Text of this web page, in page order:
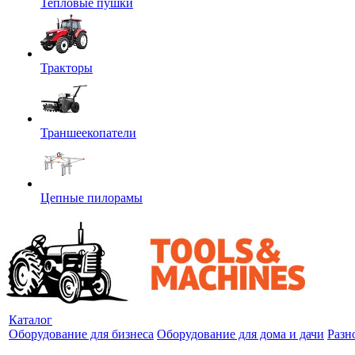
Тепловые пушки
Тракторы
Траншеекопатели
Цепные пилорамы
Каталог
Оборудование для бизнеса Оборудование для дома и дачи